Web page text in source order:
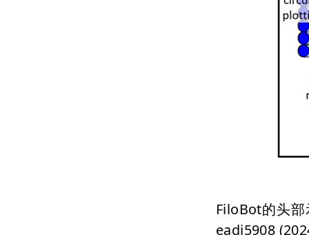
FiloBot的
eadi5908